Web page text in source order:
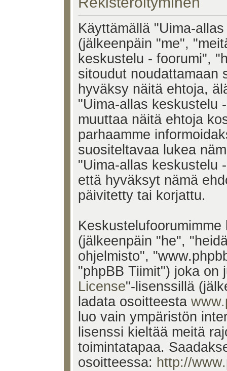
Käyttämällä "Uima-
(jälkeenpäin "me",
keskustelu - foorumi",
sitoudut noudattamaan
hyväksy näitä ehtoja,
"Uima-allas keskustelu
muuttaa näitä ehtoja
parhaamme
suositeltavaa lukea
"Uima-allas keskustelu
että hyväksyt nämä
päivitetty tai korjattu.
(jälkeenpäin "he",
ohjelmisto",
"phpBB Tiimit") joka on
License"-lisenssillä
ladata osoitteesta
luo vain ympäristön
lisenssi kieltää meitä
toimintatapaa.
osoitteessa: http://